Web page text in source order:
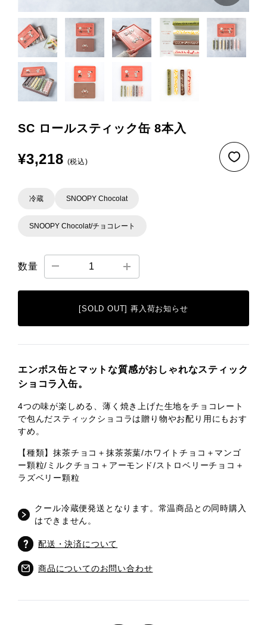
SC ロールスティック缶 8本入
¥3,218 (税込)
冷蔵 SNOOPY Chocolat
SNOOPY Chocolat/チョコレート
数量
[SOLD OUT] 再入荷お知らせ
エンボス缶とマットな質感がおしゃれなスティック
ショコラ入缶。
4つの味が楽しめる、薄く焼き上げた生地をチョコレート
で包んだスティックショコラは贈り物やお配り用にもおす
すめ。
【種類】抹茶チョコ＋抹茶茶葉/ホワイトチョコ＋マンゴ
ー顆粒/ミルクチョコ＋アーモンド/ストロベリーチョコ＋
ラズベリー顆粒
クール冷蔵便発送となります。常温商品との同時購入
はできません。
配送・決済について
商品についてのお問い合わせ